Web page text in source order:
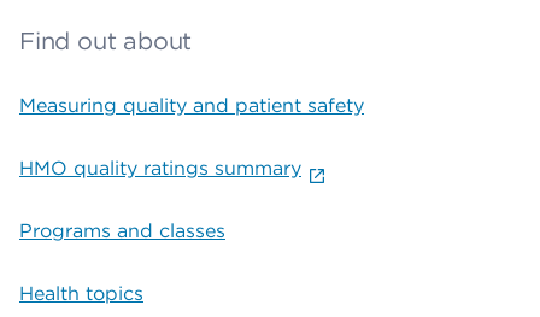
Find out about
Measuring quality and patient safety
HMO quality ratings summary
Programs and classes
Health topics